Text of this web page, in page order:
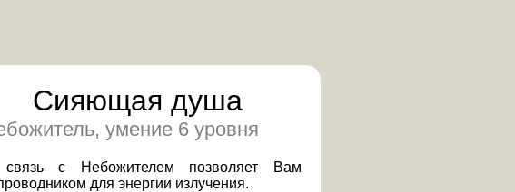
Сияющая душа
умение 6 уровня
с Небожителем позволяет Вам
для энергии излучения.